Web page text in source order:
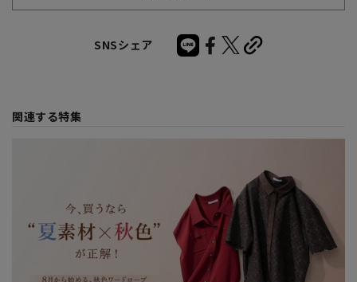
SNSシェア
関連する特集